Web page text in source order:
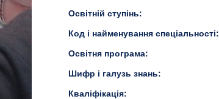
Освітній ступінь:
Код і найменування спеціальності:
Освітня програма:
Шифр і галузь знань:
Кваліфікація: